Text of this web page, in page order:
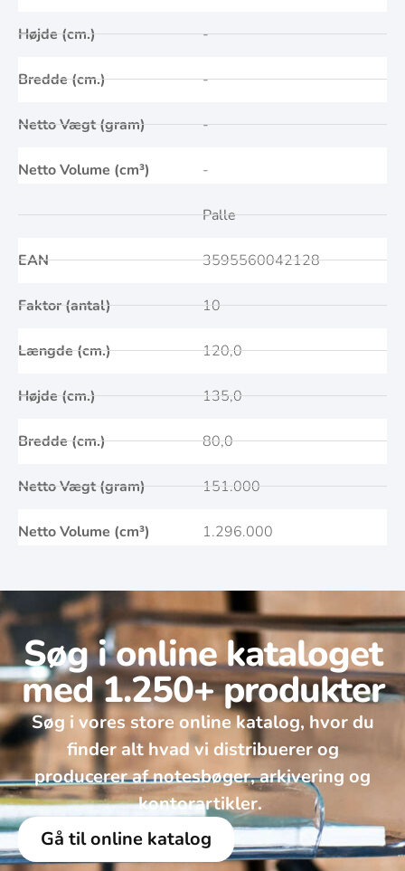
Højde (cm.)
Bredde (cm.)
Netto Vægt (gram)
Netto Volume (cm³)
-
-
-
-
EAN
Faktor (antal)
Længde (cm.)
Højde (cm.)
Bredde (cm.)
Netto Vægt (gram)
Netto Volume (cm³)
Palle
3595560042128
10
120,0
135,0
80,0
151.000
1.296.000
Søg i online kataloget
med 1.250+ produkter
Søg i vores store online katalog, hvor du
finder alt hvad vi distribuerer og
producerer af notesbøger, arkivering og
kontorartikler. ​
Gå til online katalog